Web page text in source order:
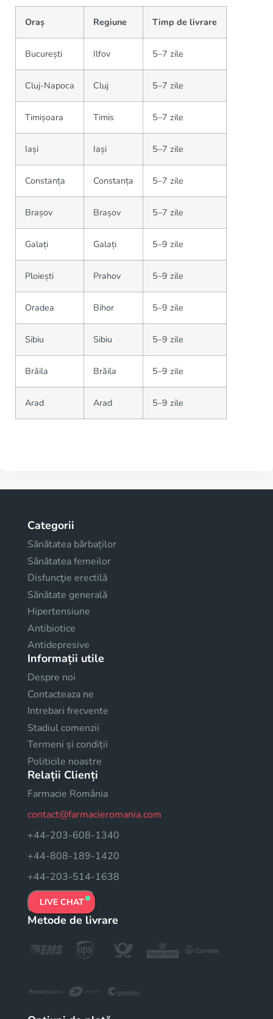
Oraș Regiune Timp de livrare
București Ilfov 5–7 zile
Cluj-Napoca Cluj 5–7 zile
Timișoara Timis 5–7 zile
Iași Iași 5–7 zile
Constanța Constanța 5–7 zile
Brașov Brașov 5–7 zile
Galați Galați 5–9 zile
Ploiești Prahov 5–9 zile
Oradea Bihor 5–9 zile
Sibiu Sibiu 5–9 zile
Brăila Brăila 5–9 zile
Arad Arad 5–9 zile
Categorii
Sănătatea bărbaților
Sănătatea femeilor
Disfuncţie erectilă
Sănătate generală
Hipertensiune
Antibiotice
Antidepresive
Informații utile
Despre noi
Contacteaza ne
Intrebari frecvente
Stadiul comenzii
Termeni și condiții
Politicile noastre
Relații Clienți
Farmacie România
contact@farmacieromania.com
+44-203-608-1340
+44-808-189-1420
+44-203-514-1638
LIVE CHAT
Metode de livrare